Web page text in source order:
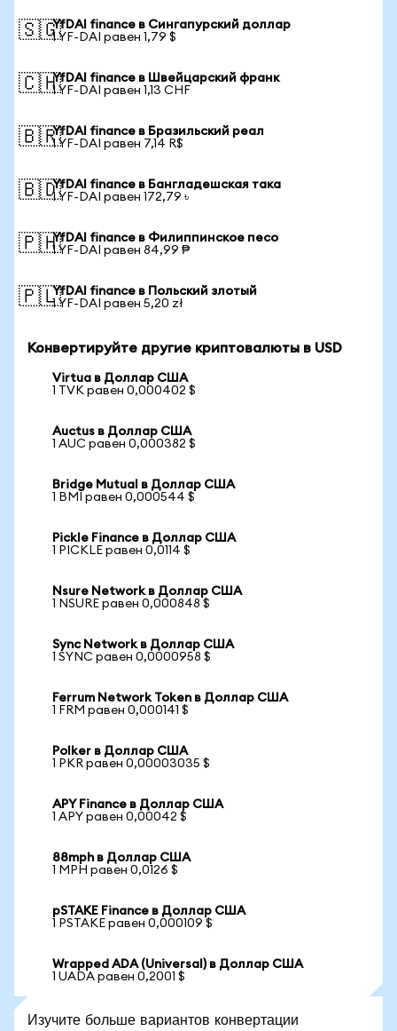
🇸🇬YfDAI finance в Сингапурский доллар
1 YF-DAI равен 1,79 $
🇨🇭YfDAI finance в Швейцарский франк
1 YF-DAI равен 1,13 CHF
🇧🇷YfDAI finance в Бразильский реал
1 YF-DAI равен 7,14 R$
🇧🇩YfDAI finance в Бангладешская така
1 YF-DAI равен 172,79 ৳
🇵🇭YfDAI finance в Филиппинское песо
1 YF-DAI равен 84,99 ₱
🇵🇱YfDAI finance в Польский злотый
1 YF-DAI равен 5,20 zł
Конвертируйте другие криптовалюты в USD
Virtua в Доллар США
1 TVK равен 0,000402 $
Auctus в Доллар США
1 AUC равен 0,000382 $
Bridge Mutual в Доллар США
1 BMI равен 0,000544 $
Pickle Finance в Доллар США
1 PICKLE равен 0,0114 $
Nsure Network в Доллар США
1 NSURE равен 0,000848 $
Sync Network в Доллар США
1 SYNC равен 0,0000958 $
Ferrum Network Token в Доллар США
1 FRM равен 0,000141 $
Polker в Доллар США
1 PKR равен 0,00003035 $
APY Finance в Доллар США
1 APY равен 0,00042 $
88mph в Доллар США
1 MPH равен 0,0126 $
pSTAKE Finance в Доллар США
1 PSTAKE равен 0,000109 $
Wrapped ADA (Universal) в Доллар США
1 UADA равен 0,2001 $
Изучите больше вариантов конвертации